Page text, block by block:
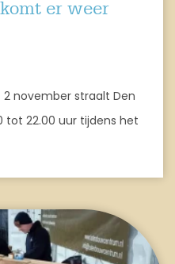
er weer
november straalt Den
tot 22.00 uur tijdens het